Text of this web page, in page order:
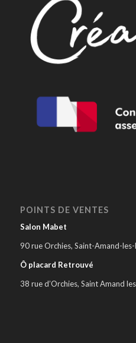
POINTS DE VENTES
Salon Mabet
90 rue Orchies, Saint-Amand-les-
Ô placard Retrouvé
38 rue d’Orchies, Saint Amand